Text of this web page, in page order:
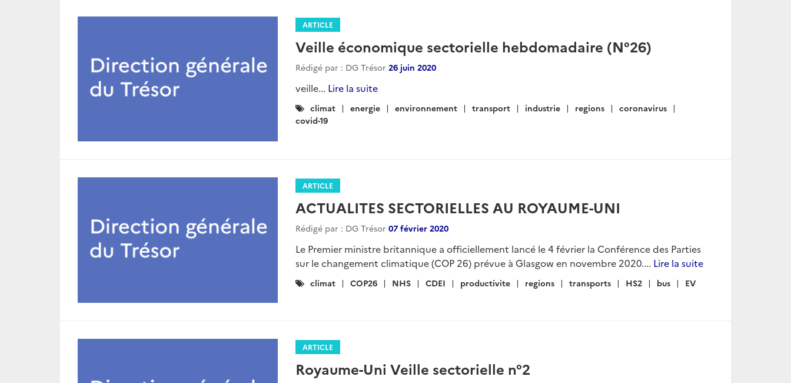
ARTICLE
Veille économique sectorielle hebdomadaire (N°26)
Rédigé par : DG Trésor 26 juin 2020
veille... Lire la suite
Catégories
:
climat energie environnement transport industrie regions
coronavirus
covid-19
ARTICLE
ACTUALITES SECTORIELLES AU ROYAUME-UNI
Rédigé par : DG Trésor 07 février 2020
Le Premier ministre britannique a officiellement lancé le 4 février la Conférence des Parties
sur le changement climatique (COP 26) prévue à Glasgow en novembre 2020.... Lire la suite
Catégories
climat COP26 NHS CDEI productivite regions transports HS2 bus EV
ARTICLE
Royaume-Uni Veille sectorielle n°2